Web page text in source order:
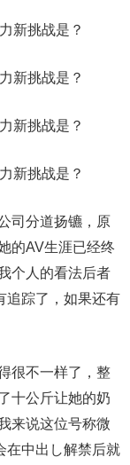
司分道扬镳，原
的AV生涯已经终
个人的看法后者
追踪了，如果还有
很不一样了，整
十公斤让她的奶
来说这位号称微
在中出し解禁后就